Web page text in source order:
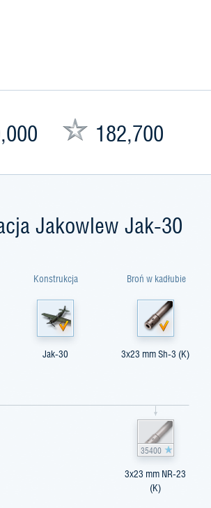
182,700
Jakowlew Jak-30
Konstrukcja
Jak-30
Broń w kadłubie
3x23 mm Sh-3 (K)
35400
3x23 mm NR-23
(K)